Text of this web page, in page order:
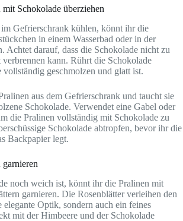
Schokolade überziehen
Gefrierschrank kühlen, könnt ihr die
in einem Wasserbad oder in der
Achtet darauf, dass die Schokolade nicht zu
kann. Rührt die Schokolade
vollständig geschmolzen und glatt ist.
aus dem Gefrierschrank und taucht sie
Schokolade. Verwendet eine Gabel oder
die Pralinen vollständig mit Schokolade zu
Schokolade abtropfen, bevor ihr die
Backpapier legt.
noch weich ist, könnt ihr die Pralinen mit
garnieren. Die Rosenblätter verleihen den
Optik, sondern auch ein feines
mit der Himbeere und der Schokolade